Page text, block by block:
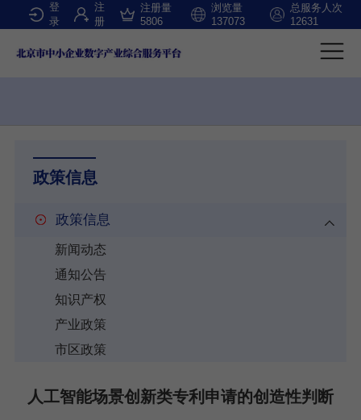
登
录
注
册
注册量
5806
浏览量
137073
总服务人次
12631
政策信息
政策信息
新闻动态
通知公告
知识产权
产业政策
市区政策
人工智能场景创新类专利申请的创造性判断